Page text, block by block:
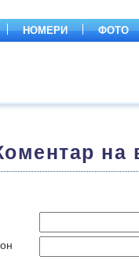
НОМЕРИ ФОТО
на